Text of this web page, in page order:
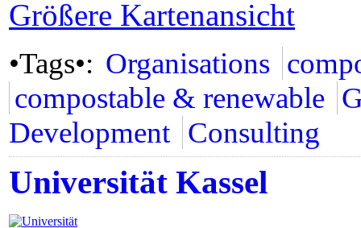
Größere Kartenansicht
•Tags•: Organisations
compostable & renewable
Development Consulting
Universität Kassel